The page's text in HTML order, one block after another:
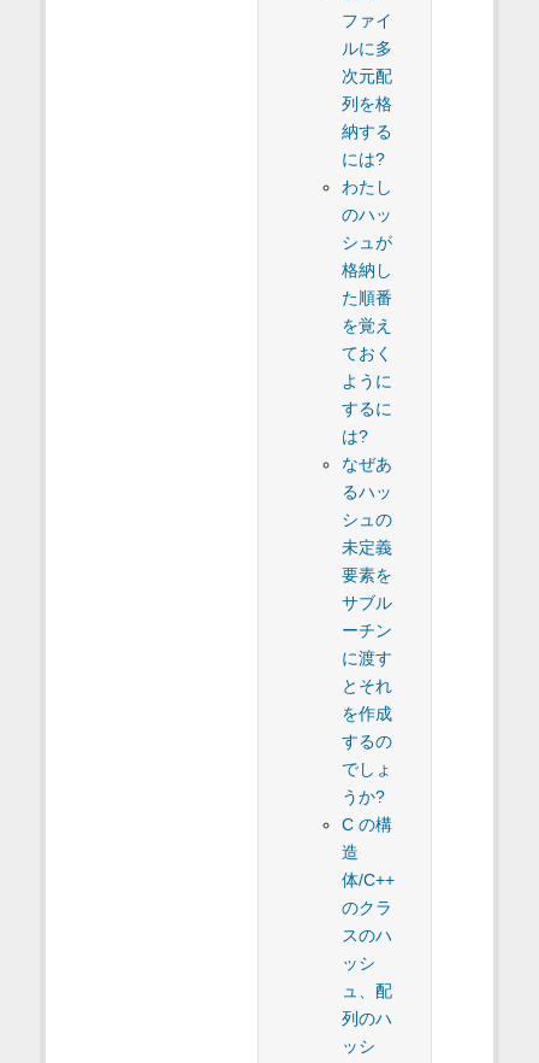
ファイ
ルに多
次元配
列を格
納する
には?
わたし
のハッ
シュが
格納し
た順番
を覚え
ておく
ように
するに
は?
なぜあ
るハッ
シュの
未定義
要素を
サブル
ーチン
に渡す
とそれ
を作成
するの
でしょ
うか?
C の構
造
体/C++
のクラ
スのハ
ッシ
ュ、配
列のハ
ッシ